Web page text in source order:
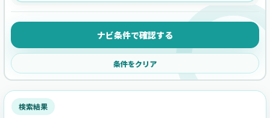
ナビ条件で確認する
条件をクリア
検索結果